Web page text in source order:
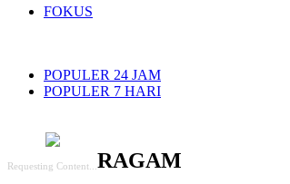
FOKUS
POPULER 24 JAM
POPULER 7 HARI
Requesting Content... RAGAM